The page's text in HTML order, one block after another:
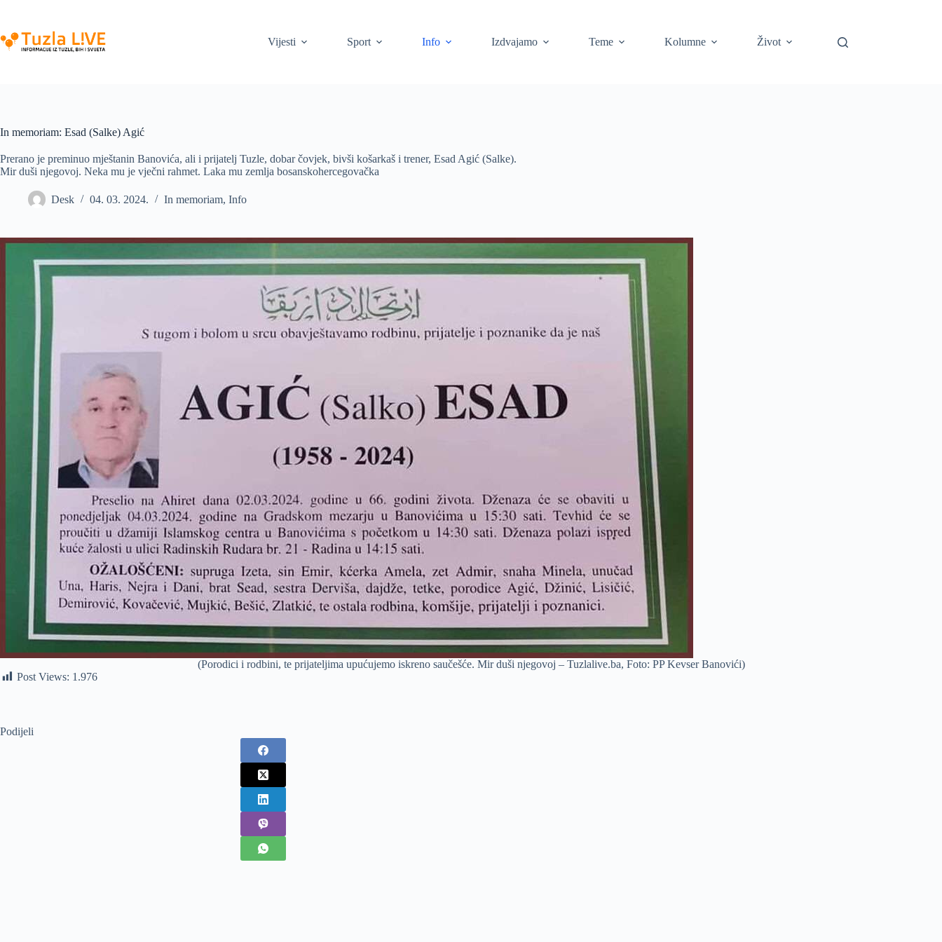
content
Vijesti
Sport Info Izdvajamo Teme Kolumne Život
In memoriam: Esad (Salke) Agić
Prerano je preminuo mještanin Banovića, ali i prijatelj Tuzle, dobar čovjek, bivši košarkaš i trener, Esad Agić (Salke).
Mir duši njegovoj. Neka mu je vječni rahmet. Laka mu zemlja bosanskohercegovačka
Desk 04. 03. 2024. In memoriam, Info
(Porodici i rodbini, te prijateljima upućujemo iskreno saučešće. Mir duši njegovoj – Tuzlalive.ba, Foto: PP Kevser Banovići)
Post Views: 1.976
Podijeli